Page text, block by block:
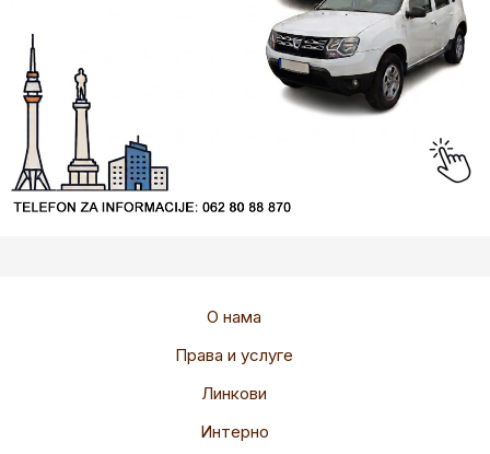
О нама
Права и услуге
Линкови
Интерно